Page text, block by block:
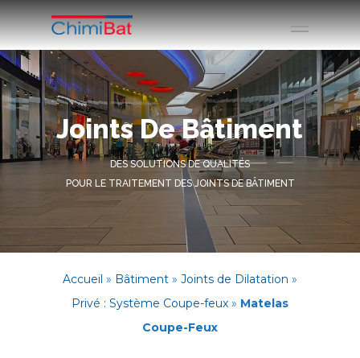
Joints De Bâtiment
DES SOLUTIONS DE QUALITÉS
POUR LE TRAITEMENT DES JOINTS DE BÂTIMENT
Accueil » Bâtiment » Joints de Dilatation »
Privé : Système Coupe-feux » Matelas
Coupe-Feux